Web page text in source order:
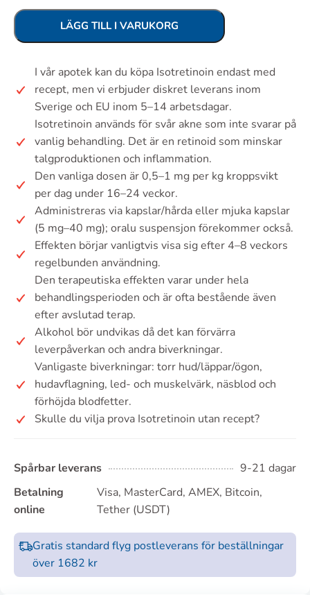
LÄGG TILL I VARUKORG
I vår apotek kan du köpa Isotretinoin endast med
recept, men vi erbjuder diskret leverans inom
Sverige och EU inom 5–14 arbetsdagar.
Isotretinoin används för svår akne som inte svarar på
vanlig behandling. Det är en retinoid som minskar
talgproduktionen och inflammation.
Den vanliga dosen är 0,5–1 mg per kg kroppsvikt
per dag under 16–24 veckor.
Administreras via kapslar/hårda eller mjuka kapslar
(5 mg–40 mg); oralu suspensjon förekommer också.
Effekten börjar vanligtvis visa sig efter 4–8 veckors
regelbunden användning.
Den terapeutiska effekten varar under hela
behandlingsperioden och är ofta bestående även
efter avslutad terap.
Alkohol bör undvikas då det kan förvärra
leverpåverkan och andra biverkningar.
Vanligaste biverkningar: torr hud/läppar/ögon,
hudavflagning, led- och muskelvärk, näsblod och
förhöjda blodfetter.
Skulle du vilja prova Isotretinoin utan recept?
Spårbar leverans
9-21 dagar
Betalning
online
Visa, MasterCard, AMEX, Bitcoin,
Tether (USDT)
Gratis standard flyg postleverans för beställningar
över 1682 kr